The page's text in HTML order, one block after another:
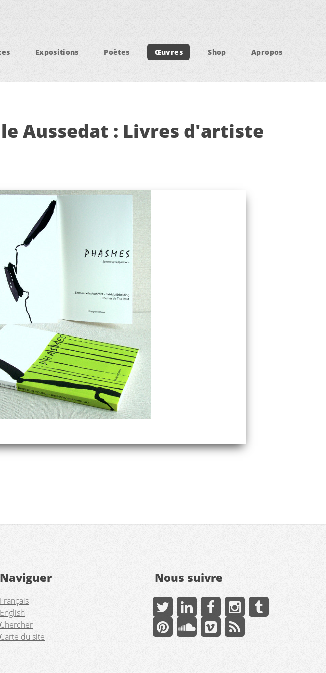
Expositions Poètes Œuvres Shop Apropos
Aussedat : Livres d'artiste
Naviguer
Français
English
Chercher
Carte du site
Nous suivre